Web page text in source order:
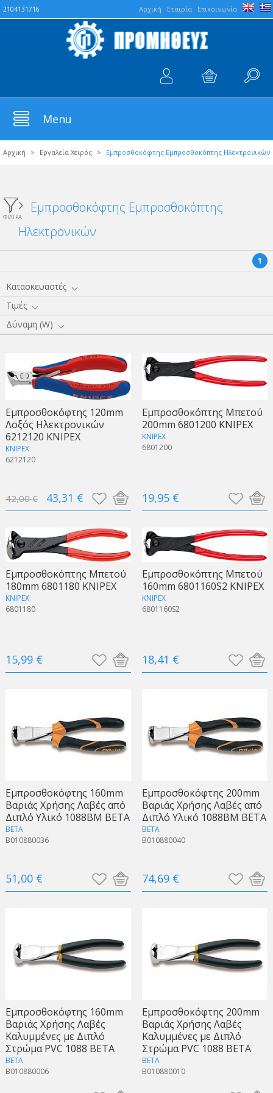
Aρχική Εταιρία Επικοινωνία
2104131716
Menu
Αρχική > Εργαλεία Χειρός > Εμπροσθοκόφτης Εμπροσθοκόπτης Ηλεκτρονικών
ΦΙΛΤΡΑ
Εμπροσθοκόφτης Εμπροσθοκόπτης
Ηλεκτρονικών
1
Κατασκευαστές
Τιμές
Δύναμη (W)
Εμπροσθοκόφτης 120mm
Λοξός Ηλεκτρονικών
6212120 KNIPEX
KNIPEX
6212120
42,00 € 43,31 €
Εμπροσθοκόπτης Μπετού
200mm 6801200 KNIPEX
KNIPEX
6801200
19,95 €
Εμπροσθοκόπτης Μπετού
180mm 6801180 KNIPEX
KNIPEX
6801180
15,99 €
Εμπροσθοκόπτης Μπετού
160mm 6801160S2 KNIPEX
KNIPEX
6801160S2
18,41 €
Εμπροσθοκόφτης 160mm
Βαριάς Χρήσης Λαβές από
Διπλό Υλικό 1088BM BETA
BETA
B010880036
51,00 €
Εμπροσθοκόφτης 200mm
Βαριάς Χρήσης Λαβές από
Διπλό Υλικό 1088BM BETA
BETA
B010880040
74,69 €
Εμπροσθοκόφτης 160mm
Βαριάς Χρήσης Λαβές
Καλυμμένες με Διπλό
Στρώμα PVC 1088 BETA
BETA
B010880006
Εμπροσθοκόφτης 200mm
Βαριάς Χρήσης Λαβές
Καλυμμένες με Διπλό
Στρώμα PVC 1088 BETA
BETA
B010880010